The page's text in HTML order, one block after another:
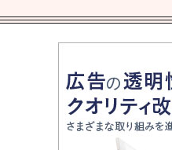
II」